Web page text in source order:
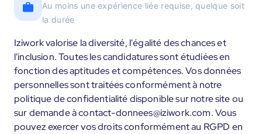
Au moins une expérience liée requise, quelque soit
la durée
Iziwork valorise la diversité, l'égalité des chances et
l'inclusion. Toutes les candidatures sont étudiées en
fonction des aptitudes et compétences. Vos données
personnelles sont traitées conformément à notre
politique de confidentialité disponible sur notre site ou
sur demande à contact-donnees@iziwork.com. Vous
pouvez exercer vos droits conformément au RGPD en